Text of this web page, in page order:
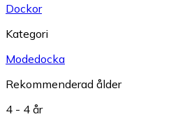
Dockor
Kategori
Modedocka
Rekommenderad ålder
4 - 4 år